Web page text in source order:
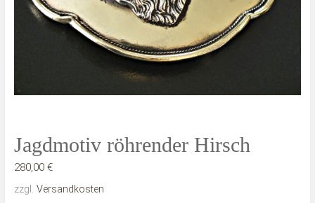
Jagdmotiv röhrender Hirsch
280,00 €
zzgl. Versandkosten